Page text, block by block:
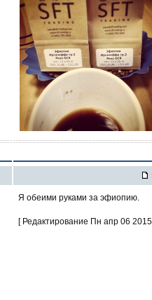
Я обеими руками за эфиопию.
[ Редактирование Пн апр 06